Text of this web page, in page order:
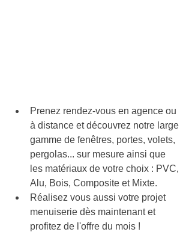
Prenez rendez-vous en agence ou
à distance et découvrez notre large
gamme de fenêtres, portes, volets,
pergolas... sur mesure ainsi que
les matériaux de votre choix : PVC,
Alu, Bois, Composite et Mixte.
Réalisez vous aussi votre projet
menuiserie dès maintenant et
profitez de l'offre du mois !